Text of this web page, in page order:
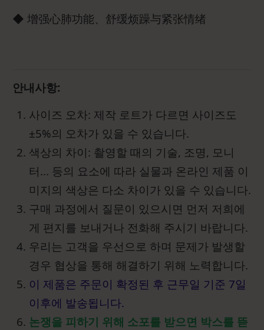
◆ 增强心肺功能、舒缓烦躁与紧张情绪
안내사항:
사이즈 오차: 제작 로트가 다르면 사이즈도
±5%의 오차가 있을 수 있습니다.
색상의 차이: 촬영할 때의 기술, 조명, 모니
터... 등의 요소에 따라 실물과 온라인 제품 이
미지의 색상은 다소 차이가 있을 수 있습니다.
구매 과정에서 질문이 있으시면 먼저 저희에
게 편지를 보내거나 전화해 주시기 바랍니다.
우리는 고객을 우선으로 하며 문제가 발생할
경우 협상을 통해 해결하기 위해 노력합니다.
이 제품은 주문이 확정된 후 근무일 기준 7일
이후에 발송됩니다.
논쟁을 피하기 위해 소포를 받으면 박스를 뜯